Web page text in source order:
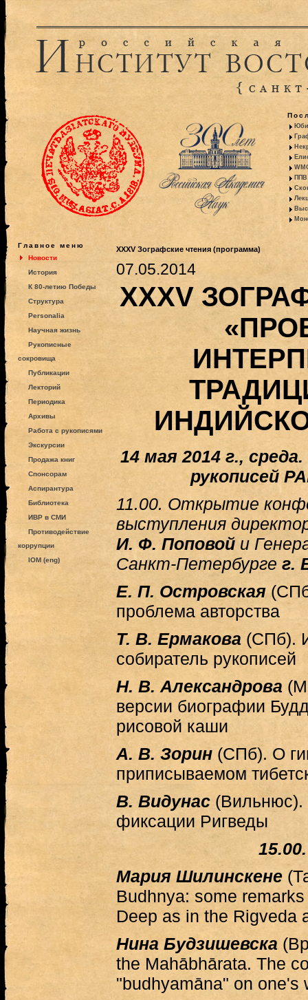
ППВ
Главное меню
Новости
История
К 80-летию Победы
Структура
Personalia
Научная жизнь
Рукописные
сокровища
Публикации
Лекторий
Периодика
Архивы
Работа с рукописями
Экскурсии
Продажа книг
Спонсорам
Аспирантура
Библиотека
ИВР в СМИ
Противодействие
коррупции
IOM (eng)
XXXV Зографские чтения (программа)
07.05.2014
XXXV
14 мая 2014 г.,
рукописей
11.00. Открытие
выступления
И. Ф. Поповойи
Санкт-Петербурге г.
Е. П. Островская
проблема авторства
Т. В. Ермакова (СПб).
собиратель рукописей
Н. В. Александрова
версии биографии
рисовой каши
А. В. Зорин (СПб). О
приписываемом
В. Видунас (Вильнюс).
фиксации Ригведы
Мария Шилинскене
Budhnya: some
Deep as in the Rigveda
Нина Будзишевска
the Mahābhārata. The
"budhyamāna" on one's